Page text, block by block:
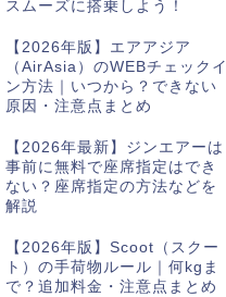
スムーズに搭乗しよう！
【2026年版】エアアジア
（AirAsia）のWEBチェックイ
ン方法｜いつから？できない
原因・注意点まとめ
【2026年最新】ジンエアーは
事前に無料で座席指定はでき
ない？座席指定の方法などを
解説
【2026年版】Scoot（スクー
ト）の手荷物ルール｜何kgま
で？追加料金・注意点まとめ